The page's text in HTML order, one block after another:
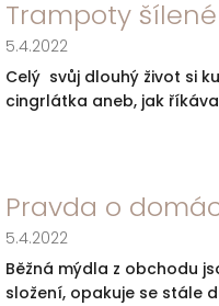
Trampoty
5.4.2022
Celý svůj dlouhý život si
cingrlátka aneb, jak říkával
Pravda o
5.4.2022
Běžná mýdla z obchodu
složení, opakuje se stále